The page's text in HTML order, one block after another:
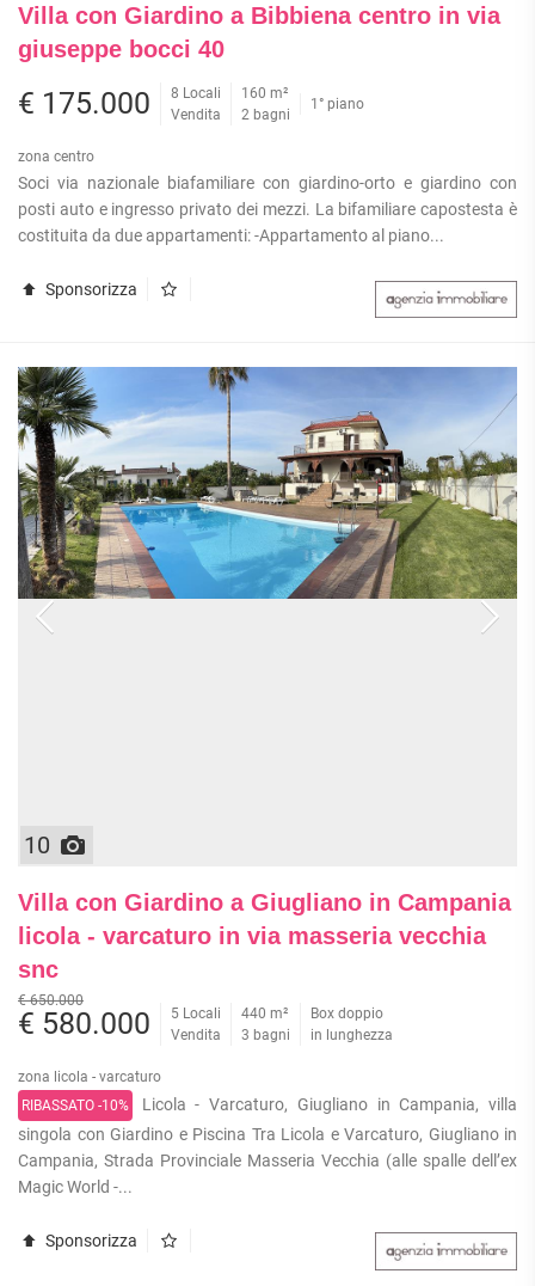
Villa con Giardino a Bibbiena centro in via
giuseppe bocci 40
€ 175.000
8 Locali
Vendita
160 m²
2 bagni
1° piano
zona centro
Soci via nazionale biafamiliare con giardino-orto e giardino con
posti auto e ingresso privato dei mezzi. La bifamiliare capostesta è
costituita da due appartamenti: -Appartamento al piano...
Sponsorizza
10
Villa con Giardino a Giugliano in Campania
licola - varcaturo in via masseria vecchia
snc
€ 650.000
€ 580.000
5 Locali
Vendita
440 m²
3 bagni
Box doppio
in lunghezza
zona licola - varcaturo
RIBASSATO -10%
Licola - Varcaturo, Giugliano in Campania, villa
singola con Giardino e Piscina Tra Licola e Varcaturo, Giugliano in
Campania, Strada Provinciale Masseria Vecchia (alle spalle dell’ex
Magic World -...
Sponsorizza